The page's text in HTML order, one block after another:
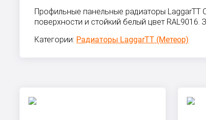
Профильные панельные радиаторы LaggarTT
поверхности и стойкий белый цвет
Категории: Радиаторы LaggarTT (Метеор)